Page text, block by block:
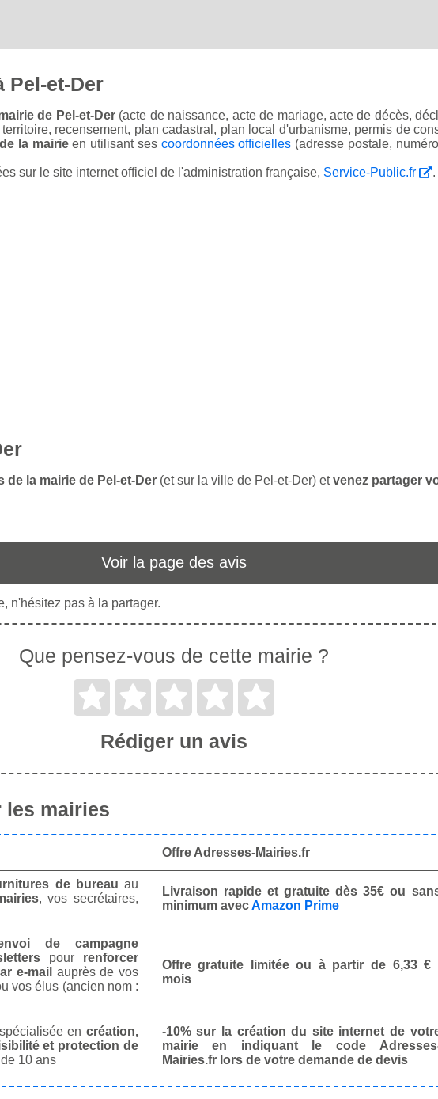
Pel-et-Der
de Pel-et-Der(acte de naissance, acte de mariage, acte de décès,
recensement, plan cadastral, plan local d'urbanisme, permis de
la mairieen utilisant ses coordonnées officielles (adresse postale,
sur le site internet officiel de l'administration française, Service-Public.fr .
la mairie de Pel-et-Der (et sur la ville de Pel-et-Der) etvenez partager
Voir la page des avis
n'hésitez pas à la partager.
Que pensez-vous de cette mairie ?
Rédiger un avis
les mairies
Offre Adresses-Mairies.fr
de bureau au
, vos secrétaires,
Livraison rapide et gratuite dès 35€ ou
minimum avecAmazon Prime
de campagne
pour renforcer
e-mail auprès de vos
vos élus (ancien nom :
Offre gratuite limitée ou à partir de 6,33 €
mois
spécialisée en création,
et protection de
10 ans
-10% sur la création du site internet de
mairie en indiquant le code
Mairies.fr lors de votre demande de devis